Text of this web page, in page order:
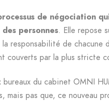
de négociation
personnes. Elle repose
responsabilité de chacune
couverts par la plus stricte
bureaux du cabinet OMNI
mais pas que, ce nouveau